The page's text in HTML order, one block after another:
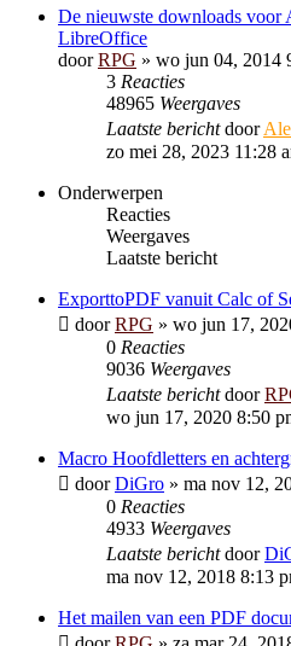
De nieuwste downloads voor
LibreOffice
doorRPG » wo jun 04, 2014
3 Reacties
48965 Weergaves
Laatste berichtdoor
zo mei 28, 2023 11:28
Onderwerpen
Reacties
Weergaves
Laatste bericht
ExporttoPDF vanuit Calc of
doorRPG » wo jun 17,
0 Reacties
9036 Weergaves
Laatste berichtdoor
wo jun 17, 2020 8:50
Macro Hoofdletters en
doorDiGro » ma nov 12,
0 Reacties
4933 Weergaves
Laatste berichtdoor
ma nov 12, 2018 8:13
Het mailen van een PDF